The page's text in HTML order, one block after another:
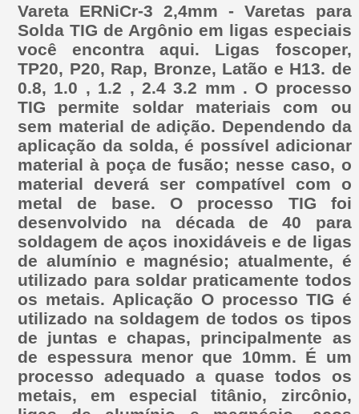
Vareta ERNiCr-3 2,4mm - Varetas para
Solda TIG de Argônio em ligas especiais
você encontra aqui. Ligas foscoper,
TP20, P20, Rap, Bronze, Latão e H13. de
0.8, 1.0 , 1.2 , 2.4 3.2 mm . O processo
TIG permite soldar materiais com ou
sem material de adição. Dependendo da
aplicação da solda, é possível adicionar
material à poça de fusão; nesse caso, o
material deverá ser compatível com o
metal de base. O processo TIG foi
desenvolvido na década de 40 para
soldagem de aços inoxidáveis e de ligas
de alumínio e magnésio; atualmente, é
utilizado para soldar praticamente todos
os metais. Aplicação O processo TIG é
utilizado na soldagem de todos os tipos
de juntas e chapas, principalmente as
de espessura menor que 10mm. É um
processo adequado a quase todos os
metais, em especial titânio, zircônio,